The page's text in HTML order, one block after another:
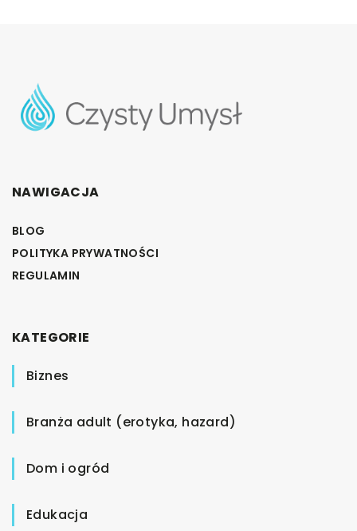
NAWIGACJA
BLOG
POLITYKA PRYWATNOŚCI
REGULAMIN
KATEGORIE
Biznes
Branża adult (erotyka, hazard)
Dom i ogród
Edukacja